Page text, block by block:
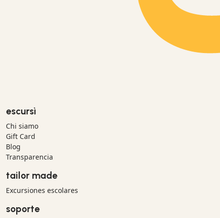
escursì
Chi siamo
Gift Card
Blog
Transparencia
tailor made
Excursiones escolares
soporte